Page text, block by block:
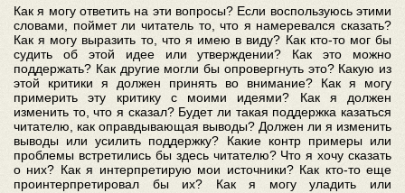
Как я могу ответить на эти вопросы? Если воспользуюсь этими
словами, поймет ли читатель то, что я намеревался сказать?
Как я могу выразить то, что я имею в виду? Как кто-то мог бы
судить об этой идее или утверждении? Как это можно
поддержать? Как другие могли бы опровергнуть это? Какую из
этой критики я должен принять во внимание? Как я могу
примерить эту критику с моими идеями? Как я должен
изменить то, что я сказал? Будет ли такая поддержка казаться
читателю, как оправдывающая выводы? Должен ли я изменить
выводы или усилить поддержку? Какие контр примеры или
проблемы встретились бы здесь читателю? Что я хочу сказать
о них? Как я интерпретирую мои источники? Как кто-то еще
проинтерпретировал бы их? Как я могу уладить или